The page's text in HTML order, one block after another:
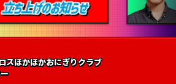
スほかほかおにぎりクラブ